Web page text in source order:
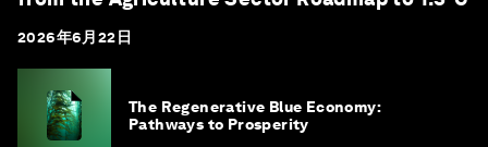
2026年6月22日
The Regenerative Blue Economy:
Pathways to Prosperity